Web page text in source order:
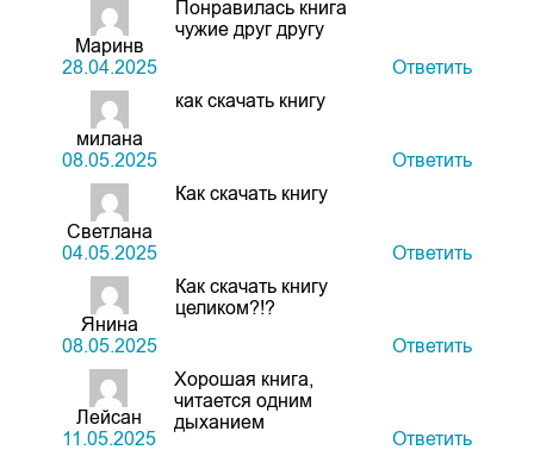
Маринв
28.04.2025
Понравилась книга
чужие друг другу
Ответить
милана
08.05.2025
как скачать книгу
Ответить
Светлана
04.05.2025
Как скачать книгу
Ответить
Янина
08.05.2025
Как скачать книгу
целиком?!?
Ответить
Лейсан
11.05.2025
Хорошая книга,
читается одним
дыханием
Ответить